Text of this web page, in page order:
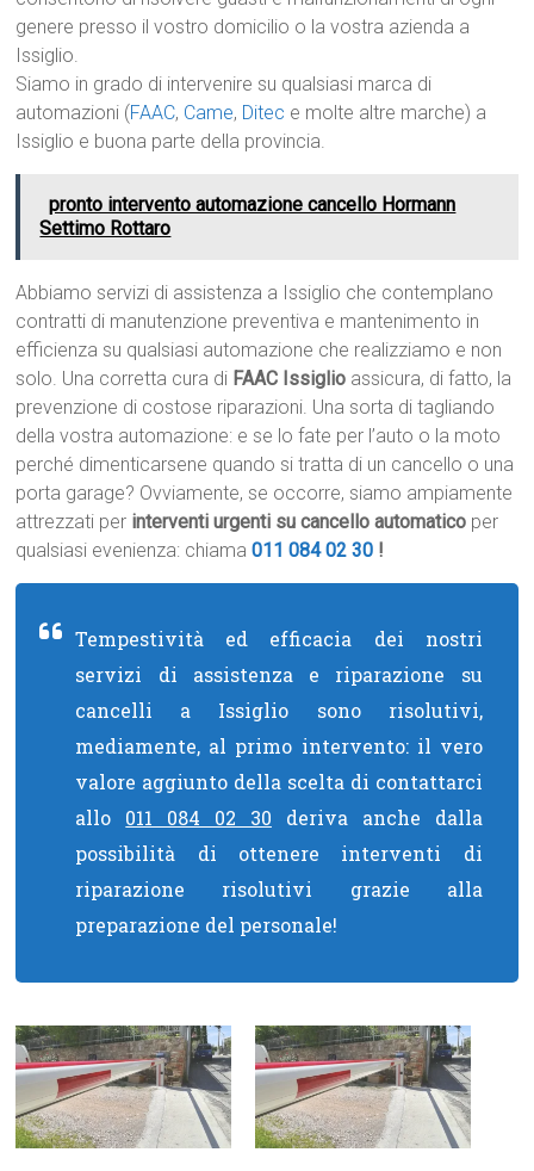
genere presso il vostro domicilio o la vostra azienda a
Issiglio.
Siamo in grado di intervenire su qualsiasi marca di
automazioni (FAAC, Came, Ditec e molte altre marche) a
Issiglio e buona parte della provincia.
pronto intervento automazione cancello Hormann
Settimo Rottaro
Abbiamo servizi di assistenza a Issiglio che contemplano
contratti di manutenzione preventiva e mantenimento in
efficienza su qualsiasi automazione che realizziamo e non
solo. Una corretta cura di FAAC Issiglio assicura, di fatto, la
prevenzione di costose riparazioni. Una sorta di tagliando
della vostra automazione: e se lo fate per l’auto o la moto
perché dimenticarsene quando si tratta di un cancello o una
porta garage? Ovviamente, se occorre, siamo ampiamente
attrezzati per interventi urgenti su cancello automatico per
qualsiasi evenienza: chiama011 084 02 30 !
Tempestività ed efficacia dei nostri
servizi di assistenza e riparazione su
cancelli a Issiglio sono risolutivi,
mediamente, al primo intervento: il vero
valore aggiunto della scelta di contattarci
allo 011 084 02 30 deriva anche dalla
possibilità di ottenere interventi di
riparazione risolutivi grazie alla
preparazione del personale!